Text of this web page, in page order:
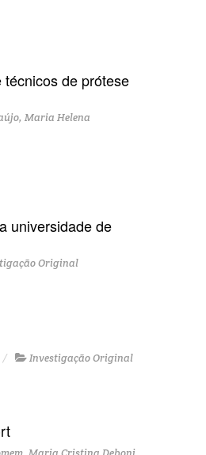
de prótese
Maria Helena
universidade de
Original
Investigação Original